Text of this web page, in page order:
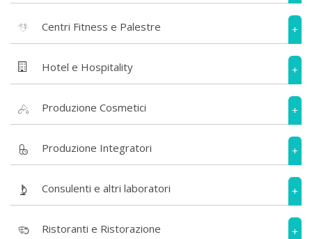
Centri Fitness e Palestre +
Hotel e Hospitality +
Produzione Cosmetici +
Produzione Integratori +
Consulenti e altri laboratori +
Ristoranti e Ristorazione +